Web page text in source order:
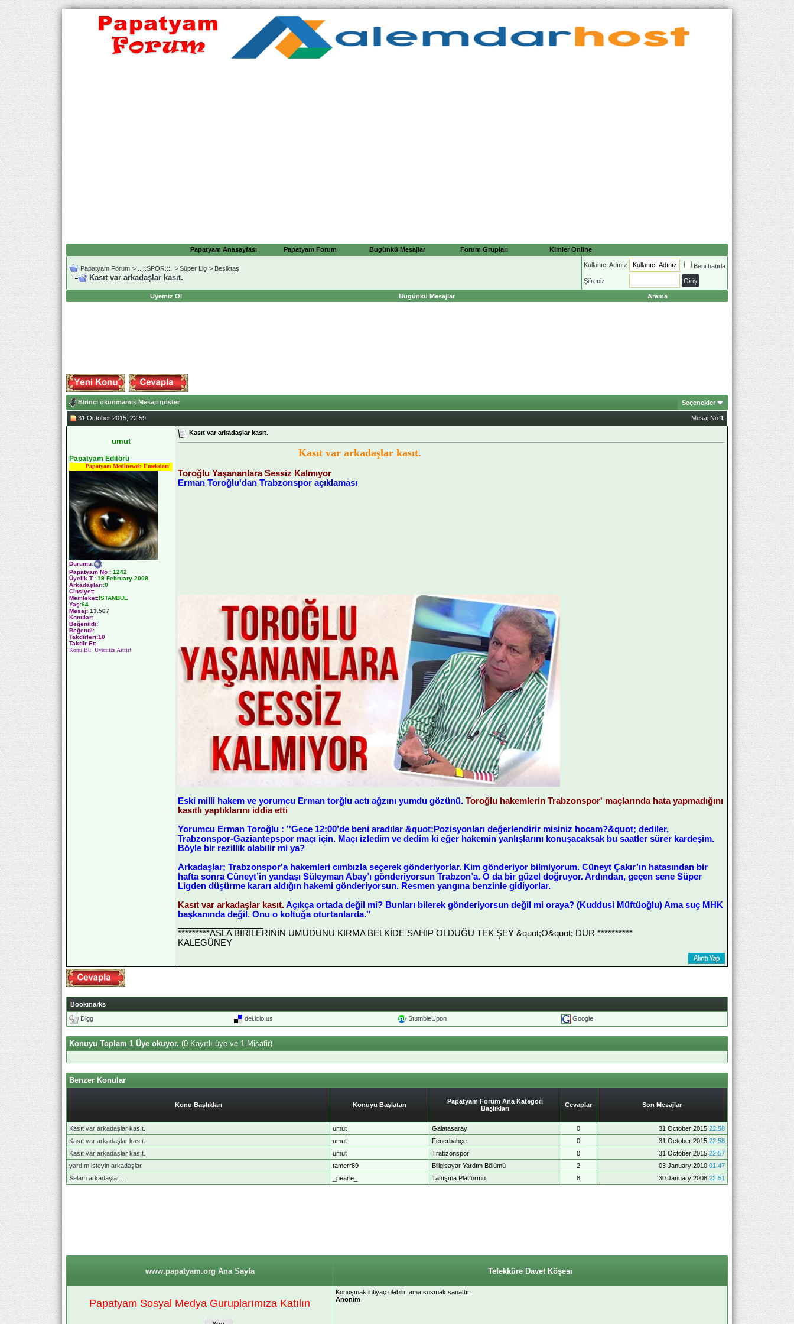
Papatyam Anasayfası Papatyam Forum Bugünkü Mesajlar Forum Grupları Kimler Online
Papatyam Forum > ..::.SPOR.::. > Süper Lig > Beşiktaş
Kasıt var arkadaşlar kasıt.
Kullanıcı Adınız Beni hatırla
Şifreniz
Üyemiz Ol Bugünkü Mesajlar Arama
Birinci okunmamış Mesajı göster Seçenekler
31 October 2015, 22:59 Mesaj No:1
umut
Papatyam Editörü
Papatyam Medineweb Emekdarı
Durumu:
Papatyam No : 1242
Üyelik T. : 19 February 2008
Arkadaşları:0
Cinsiyet:
Memleket:İSTANBUL
Yaş:64
Mesaj: 13.567
Konular:
Beğenildi:
Beğendi:
Takdirleri:10
Takdir Et:
Konu Bu Üyemize Aittir!
Kasıt var arkadaşlar kasıt.
Kasıt var arkadaşlar kasıt.
Toroğlu Yaşananlara Sessiz Kalmıyor
Erman Toroğlu'dan Trabzonspor açıklaması
Eski milli hakem ve yorumcu Erman torğlu actı ağzını yumdu gözünü. Toroğlu hakemlerin Trabzonspor' maçlarında hata yapmadığını
kasıtlı yaptıklarını iddia etti
Yorumcu Erman Toroğlu : ''Gece 12:00’de beni aradılar &quot;Pozisyonları değerlendirir misiniz hocam?&quot; dediler,
Trabzonspor-Gaziantepspor maçı için. Maçı izledim ve dedim ki eğer hakemin yanlışlarını konuşacaksak bu saatler sürer kardeşim.
Böyle bir rezillik olabilir mi ya?
Arkadaşlar; Trabzonspor'a hakemleri cımbızla seçerek gönderiyorlar. Kim gönderiyor bilmiyorum. Cüneyt Çakır’ın hatasından bir
hafta sonra Cüneyt’in yandaşı Süleyman Abay’ı gönderiyorsun Trabzon’a. O da bir güzel doğruyor. Ardından, geçen sene Süper
Ligden düşürme kararı aldığın hakemi gönderiyorsun. Resmen yangına benzinle gidiyorlar.
Kasıt var arkadaşlar kasıt.Açıkça ortada değil mi? Bunları bilerek gönderiyorsun değil mi oraya? (Kuddusi Müftüoğlu) Ama suç MHK
başkanında değil. Onu o koltuğa oturtanlarda.''
*********ASLA BİRİLERİNİN UMUDUNU KIRMA BELKİDE SAHİP OLDUĞU TEK ŞEY &quot;O&quot; DUR **********
KALEGÜNEY
Bookmarks
Digg
del.icio.us StumbleUpon Google
Konuyu Toplam 1 Üye okuyor. (0 Kayıtlı üye ve 1 Misafir)
Benzer Konular
Konu Başlıkları Konuyu Başlatan
Papatyam Forum Ana Kategori
Başlıkları
Cevaplar Son Mesajlar
Kasıt var arkadaşlar kasıt. umut Galatasaray 0 31 October 2015 22:58
Kasıt var arkadaşlar kasıt.
umut Fenerbahçe 0 31 October 2015 22:58
Kasıt var arkadaşlar kasıt.
umut Trabzonspor 0 31 October 2015 22:57
yardım isteyin arkadaşlar
tamerr89 Biligisayar Yardım Bölümü 2 03 January 2010 01:47
Selam arkadaşlar...
_pearle_ Tanışma Platformu 8 30 January 2008 22:51
www.papatyam.org Ana Sayfa Tefekküre Davet Köşesi
Papatyam Sosyal Medya Guruplarımıza Katılın
Konuşmak ihtiyaç olabilir, ama susmak sanattır.
Anonim